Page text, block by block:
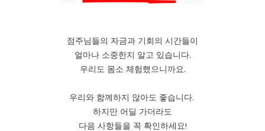
점주님들의 자금과 기회의 시간들이
얼마나 소중한지 알고 있습니다.
우리도 몸소 체험했으니까요.
우리와 함께하지 않아도 좋습니다.
하지만 어딜 가더라도
다음 사항들을 꼭 확인하세요!